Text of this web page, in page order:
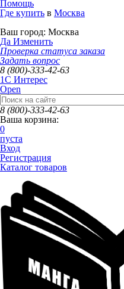
Помощь
Где купить в Москва
Ваш город: Москва
Да Изменить
Проверка статуса заказа
Задать вопрос
8 (800)-333-42-63
1C Интерес
Open
8 (800)-333-42-63
Ваша корзина:
0
пуста
Вход
Регистрация
Каталог товаров